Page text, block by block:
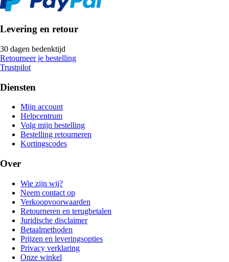
Levering en retour
30 dagen bedenktijd
Retourneer je bestelling
Trustpilot
Diensten
Mijn account
Helpcentrum
Volg mijn bestelling
Bestelling retourneren
Kortingscodes
Over
Wie zijn wij?
Neem contact op
Verkoopvoorwaarden
Retourneren en terugbetalen
Juridische disclaimer
Betaalmethoden
Prijzen en leveringsopties
Privacy verklaring
Onze winkel